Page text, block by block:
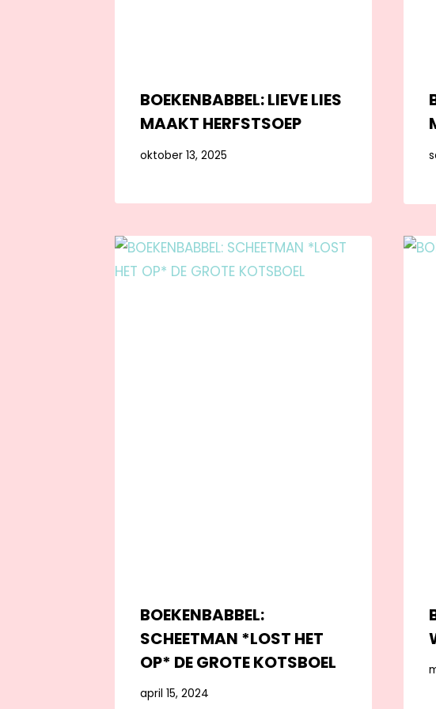
BOEKENBABBEL: LIEVE LIES
MAAKT HERFSTSOEP
oktober 13, 2025
BOEKENBABBEL:
SCHEETMAN *LOST HET
OP* DE GROTE KOTSBOEL
april 15, 2024